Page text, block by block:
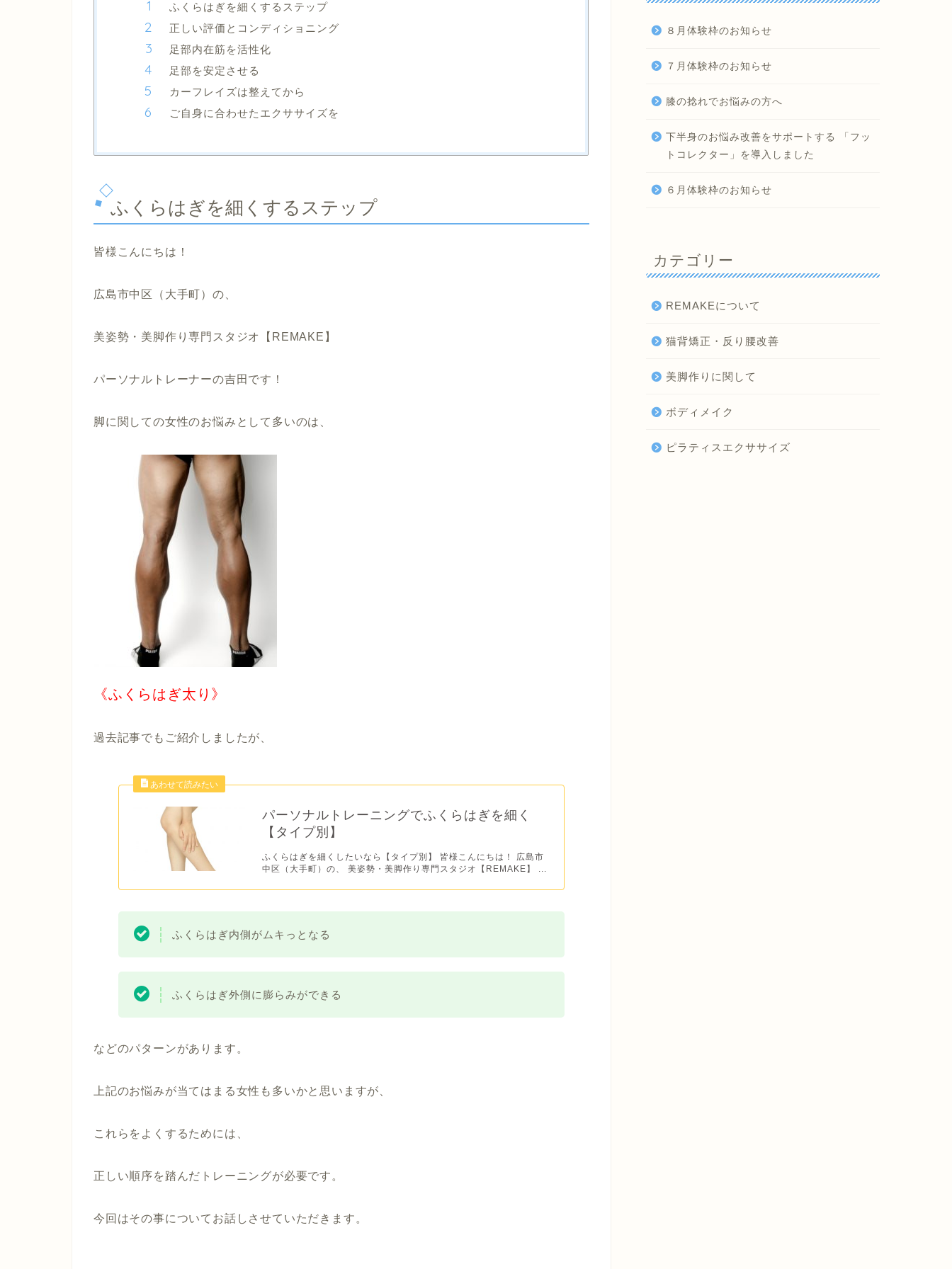
ふくらはぎを細くするステップ
正しい評価とコンディショニング
足部内在筋を活性化
足部を安定させる
カーフレイズは整えてから
ご自身に合わせたエクササイズを
ふくらはぎを細くするステップ
皆様こんにちは！
広島市中区（大手町）の、
美姿勢・美脚作り専門スタジオ【REMAKE】
パーソナルトレーナーの吉田です！
脚に関しての女性のお悩みとして多いのは、
《ふくらはぎ太り》
過去記事でもご紹介しましたが、
パーソナルトレーニングでふくらはぎを細く
【タイプ別】
ふくらはぎを細くしたいなら【タイプ別】 皆様こんにちは！ 広島市
中区（大手町）の、 美姿勢・美脚作り専門スタジオ【REMAKE】 ...
ふくらはぎ内側がムキっとなる
ふくらはぎ外側に膨らみができる
などのパターンがあります。
上記のお悩みが当てはまる女性も多いかと思いますが、
これらをよくするためには、
正しい順序を踏んだトレーニングが必要です。
今回はその事についてお話しさせていただきます。
８月体験枠のお知らせ
７月体験枠のお知らせ
膝の捻れでお悩みの方へ
下半身のお悩み改善をサポートする 「フッ
トコレクター」を導入しました
６月体験枠のお知らせ
カテゴリー
REMAKEについて
猫背矯正・反り腰改善
美脚作りに関して
ボディメイク
ピラティスエクササイズ